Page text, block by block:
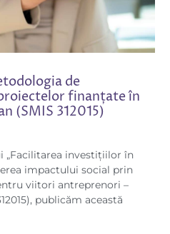
de
finanțate în
(SMIS 312015)
„Facilitarea investițiilor în
impactului social prin
viitori antreprenori –
publicăm această